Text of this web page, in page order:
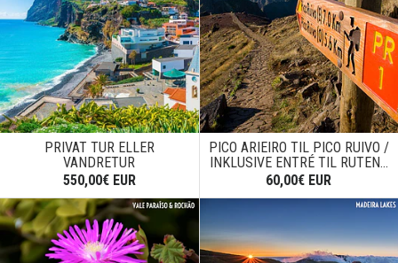
PRIVAT TUR ELLER
VANDRETUR
550,00€ EUR
PICO ARIEIRO TIL PICO RUIVO /
INKLUSIVE ENTRÉ TIL RUTEN...
60,00€ EUR